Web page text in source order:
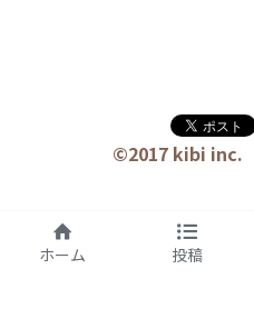
©2017 kibi inc.
ホーム 投稿
KIBI 榎本澄雄
お問い合わ